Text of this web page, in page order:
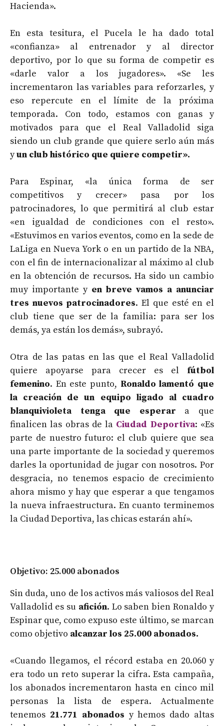
Hacienda».
En esta tesitura, el Pucela le ha dado total
«confianza» al entrenador y al director
deportivo, por lo que su forma de competir es
«darle valor a los jugadores». «Se les
incrementaron las variables para reforzarles, y
eso repercute en el límite de la próxima
temporada. Con todo, estamos con ganas y
motivados para que el Real Valladolid siga
siendo un club grande que quiere serlo aún más
yun club histórico que quiere competir».
Para Espinar, «la única forma de ser
competitivos y crecer» pasa por los
patrocinadores, lo que permitirá al club estar
«en igualdad de condiciones con el resto».
«Estuvimos en varios eventos, como en la sede de
LaLiga en Nueva York o en un partido de la NBA,
con el fin de internacionalizar al máximo al club
en la obtención de recursos. Ha sido un cambio
muy importante y en breve vamos a anunciar
tres nuevos patrocinadores. El que esté en el
club tiene que ser de la familia: para ser los
demás, ya están los demás», subrayó.
Otra de las patas en las que el Real Valladolid
quiere apoyarse para crecer es el fútbol
femenino. En este punto, Ronaldo lamentó que
la creación de un equipo ligado al cuadro
blanquivioleta tenga que esperar a que
finalicen las obras de la Ciudad Deportiva: «Es
parte de nuestro futuro: el club quiere que sea
una parte importante de la sociedad y queremos
darles la oportunidad de jugar con nosotros. Por
desgracia, no tenemos espacio de crecimiento
ahora mismo y hay que esperar a que tengamos
la nueva infraestructura. En cuanto terminemos
la Ciudad Deportiva, las chicas estarán ahí».
Objetivo: 25.000 abonados
Sin duda, uno de los activos más valiosos del Real
Valladolid es su afición. Lo saben bien Ronaldo y
Espinar que, como expuso este último, se marcan
como objetivo alcanzar los 25.000 abonados.
«Cuando llegamos, el récord estaba en 20.060 y
era todo un reto superar la cifra. Esta campaña,
los abonados incrementaron hasta en cinco mil
personas la lista de espera. Actualmente
tenemos 21.771 abonados y hemos dado altas